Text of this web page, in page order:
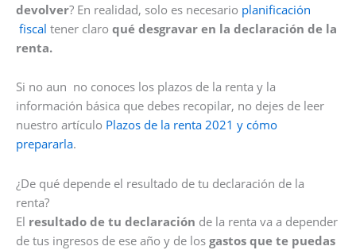
devolver? En realidad, solo es necesario planificación
fiscal tener claro qué desgravar en la declaración de la
renta.
Si no aun no conoces los plazos de la renta y la
información básica que debes recopilar, no dejes de leer
nuestro artículo Plazos de la renta 2021 y cómo
prepararla.
¿De qué depende el resultado de tu declaración de la
renta?
El resultado de tu declaración de la renta va a depender
de tus ingresos de ese año y de los gastos que te puedas